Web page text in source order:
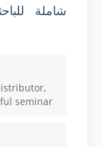
شاملة
seminar